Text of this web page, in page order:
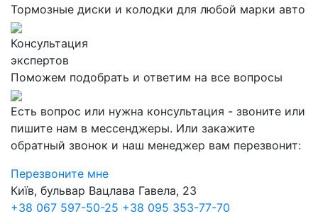
Тормозные диски и колодки для любой марки авто
Консультация
экспертов
Поможем подобрать и ответим на все вопросы
Есть вопрос или нужна консультация - звоните или
пишите нам в мессенджеры. Или закажите
обратный звонок и наш менеджер вам перезвонит:
Перезвоните мне
Київ, бульвар Вацлава Гавела, 23
+38 067 597-50-25 +38 095 353-77-70